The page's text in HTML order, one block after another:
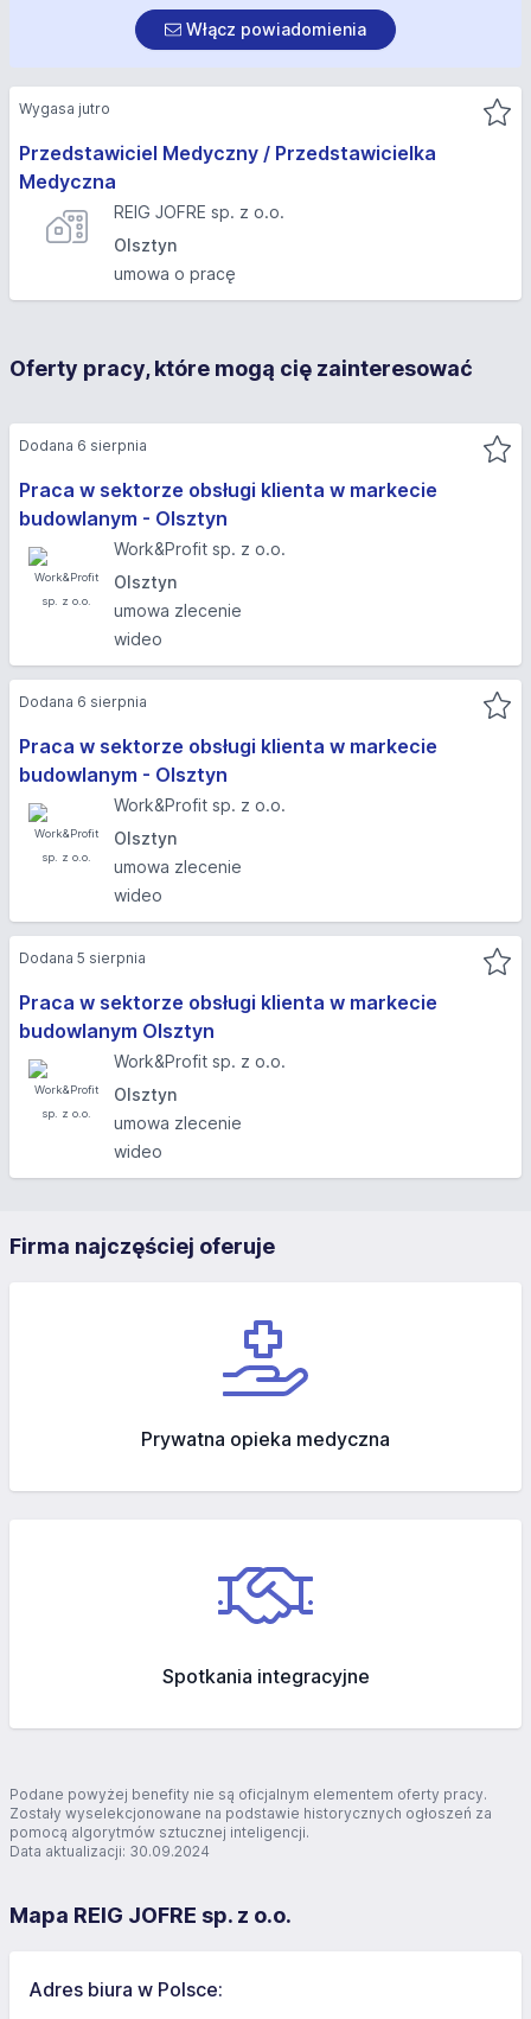
Włącz powiadomienia
Przedstawiciel Medyczny / Przedstawicielka
Medyczna
REIG JOFRE sp. z o.o.
Olsztyn
umowa o pracę
Wygasa jutro
Oferty pracy, które mogą cię zainteresować
Praca w sektorze obsługi klienta w markecie
budowlanym - Olsztyn​
Work&Profit sp. z o.o.
Olsztyn
umowa zlecenie
wideo
Dodana 6 sierpnia
Praca w sektorze obsługi klienta w markecie
budowlanym - Olsztyn​
Work&Profit sp. z o.o.
Olsztyn
umowa zlecenie
wideo
Dodana 6 sierpnia
Praca w sektorze obsługi klienta w markecie
budowlanym Olsztyn
Work&Profit sp. z o.o.
Olsztyn
umowa zlecenie
wideo
Dodana 5 sierpnia
Firma najczęściej oferuje
Prywatna opieka medyczna
Spotkania integracyjne
Podane powyżej benefity nie są oficjalnym elementem oferty pracy.
Zostały wyselekcjonowane na podstawie historycznych ogłoszeń za
pomocą algorytmów sztucznej inteligencji.
Data aktualizacji: 30.09.2024
Mapa REIG JOFRE sp. z o.o.
Adres biura w Polsce: